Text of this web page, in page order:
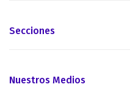
Secciones
Nuestros Medios